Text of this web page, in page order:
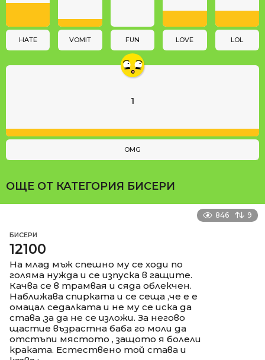
o
HATE VOMIT FUN LOVE LOL
1
OMG
ОЩЕ ОТ КАТЕГОРИЯ БИСЕРИ
846 9
БИСЕРИ
12100
На млад мъж спешно му се ходи по
голяма нужда и се изпуска в гащите.
Качва се в трамвая и сяда облекчен.
Наближава спирката и се сеща ,че е е
омацал седалката и не му се иска да
става ,за да не се изложи. За негово
щастие възрастна баба го моли да
отстъпи мястото , защото я болели
краката. Естествено той става и